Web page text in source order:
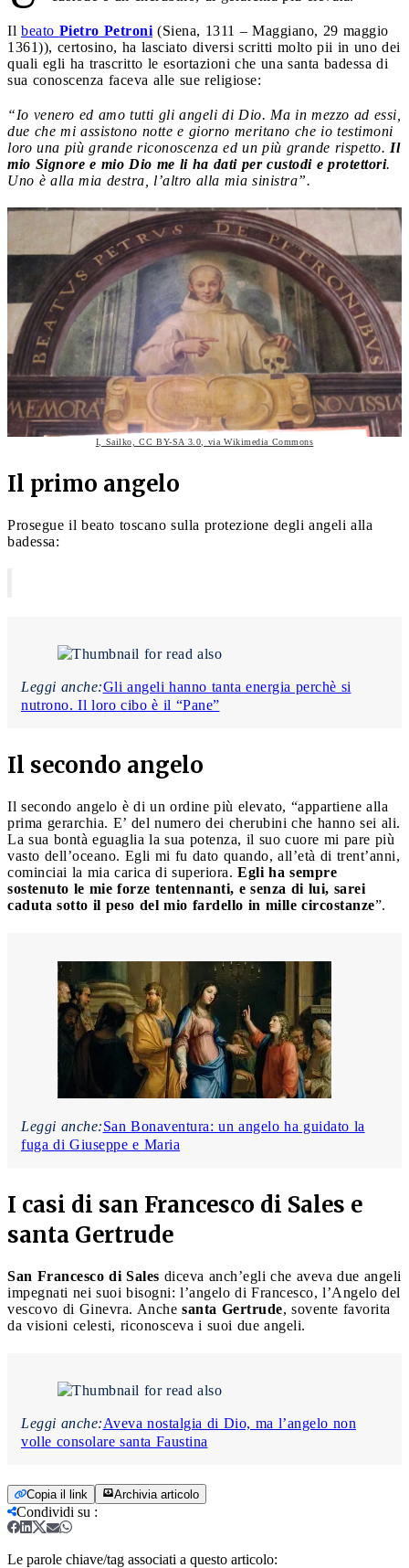
Il beato Pietro Petroni (Siena, 1311 – Maggiano, 29 maggio
1361)), certosino, ha lasciato diversi scritti molto pii in uno dei
quali egli ha trascritto le esortazioni che una santa badessa di
sua conoscenza faceva alle sue religiose:
“Io venero ed amo tutti gli angeli di Dio. Ma in mezzo ad essi,
due che mi assistono notte e giorno meritano che io testimoni
loro una più grande riconoscenza ed un più grande rispetto. Il
mio Signore e mio Dio me li ha dati per custodi e protettori.
Uno è alla mia destra, l’altro alla mia sinistra”.
I, Sailko, CC BY-SA 3.0, via Wikimedia Commons
Il primo angelo
Prosegue il beato toscano sulla protezione degli angeli alla
badessa:
Leggi anche:Gli angeli hanno tanta energia perchè si
nutrono. Il loro cibo è il “Pane”
Il secondo angelo
Il secondo angelo è di un ordine più elevato, “appartiene alla
prima gerarchia. E’ del numero dei cherubini che hanno sei ali.
La sua bontà eguaglia la sua potenza, il suo cuore mi pare più
vasto dell’oceano. Egli mi fu dato quando, all’età di trent’anni,
cominciai la mia carica di superiora. Egli ha sempre
sostenuto le mie forze tentennanti, e senza di lui, sarei
caduta sotto il peso del mio fardello in mille circostanze”.
Leggi anche:San Bonaventura: un angelo ha guidato la
fuga di Giuseppe e Maria
I casi di san Francesco di Sales e
santa Gertrude
San Francesco di Sales diceva anch’egli che aveva due angeli
impegnati nei suoi bisogni: l’angelo di Francesco, l’Angelo del
vescovo di Ginevra. Anche santa Gertrude, sovente favorita
da visioni celesti, riconosceva i suoi due angeli.
Leggi anche:Aveva nostalgia di Dio, ma l’angelo non
volle consolare santa Faustina
Copia il link Archivia articolo
Condividi su :
Le parole chiave/tag associati a questo articolo: